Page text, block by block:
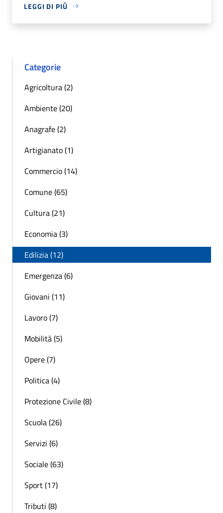
LEGGI DI PIÙ
Categorie
Agricoltura (2)
Ambiente (20)
Anagrafe (2)
Artigianato (1)
Commercio (14)
Comune (65)
Cultura (21)
Economia (3)
Edilizia (12)
Emergenza (6)
Giovani (11)
Lavoro (7)
Mobilità (5)
Opere (7)
Politica (4)
Protezione Civile (8)
Scuola (26)
Servizi (6)
Sociale (63)
Sport (17)
Tributi (8)